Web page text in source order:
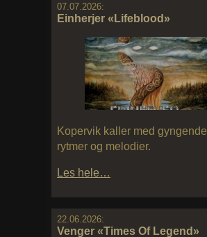
07.07.2026:
Einherjer «Lifeblood»
Kopervik kaller med gyngende
rytmer og melodier.
Les hele…
22.06.2026:
Venger «Times Of Legend»